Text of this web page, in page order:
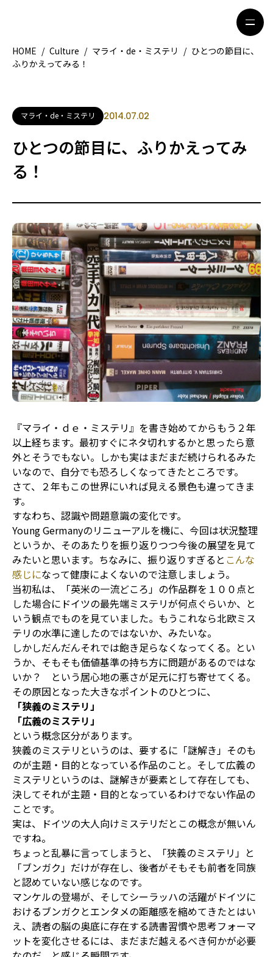
地域別ガイド
観光ガイド
留学＆キャリア
ライフスタイル
ライター募集
HOME / Culture / マライ・de・ミステリ / ひとつの節目に、
ふりかえってみる！
マライ・de・ミステリ 2014.07.02
ひとつの節目に、ふりかえってみ
る！
『マライ・ｄｅ・ミステリ』を書き始めてからもう２年
以上経ちます。最初すぐにネタ切れするかと思ったら意
外とそうでもない。しかも実はまだまだ続けられるみた
いなので、自分でも恐ろしくなってきたところです。
さて、２年もこの世界にいれば見える景色も違ってきま
す。
すなわち、認識や問題意識の変化です。
Young Germanyのリニューアルを機に、今回は状況整理
というか、そのあたりを振り返りつつ今後の展望を見て
みたいと思います。ちなみに、振り返りすぎると こんな
感じになって健康によくないので注意しましょう。
当初私は、「英米の一流どころ」の作品群を１００点と
した場合にドイツの最先端ミステリが何点ぐらいか、と
いう観点でものを見ていました。もうこれなら北欧ミス
テリの水準に達したのではないか、みたいな。
しかしだんだんそれでは飽き足らなくなってくる。とい
うか、そもそも価値基準の持ち方に問題があるのではな
いか？ という居心地の悪さが足元に打ち寄せてくる。
その原因となった大きなポイントのひとつに、
「狭義のミステリ」
「広義のミステリ」
という概念区分があります。
狭義のミステリというのは、要するに「謎解き」そのも
のが主題・目的となっている作品のこと。そして広義の
ミステリというのは、謎解きが要素として存在しても、
決してそれが主題・目的となっているわけでない作品の
ことです。
実は、ドイツの大人向けミステリだとこの概念が無いん
ですね。
ちょっと乱暴に言ってしまうと、「狭義のミステリ」と
「ブンガク」だけが存在し、後者がそもそも前者を同族
と認めていない感じなのです。
マンケルの登場が、そしてシーラッハの活躍がドイツに
おけるブンガクとエンタメの距離感を縮めてきたとはい
え、読者の脳の奥底に存在する読書習慣や思考フォーマ
ットを変化させるには、まだまだ越えるべき何かが必要